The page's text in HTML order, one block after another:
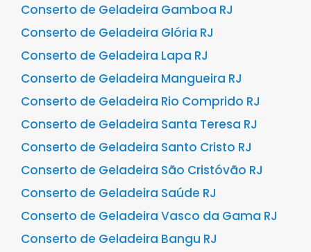
Conserto de Geladeira Gamboa RJ
Conserto de Geladeira Glória RJ
Conserto de Geladeira Lapa RJ
Conserto de Geladeira Mangueira RJ
Conserto de Geladeira Rio Comprido RJ
Conserto de Geladeira Santa Teresa RJ
Conserto de Geladeira Santo Cristo RJ
Conserto de Geladeira São Cristóvão RJ
Conserto de Geladeira Saúde RJ
Conserto de Geladeira Vasco da Gama RJ
Conserto de Geladeira Bangu RJ